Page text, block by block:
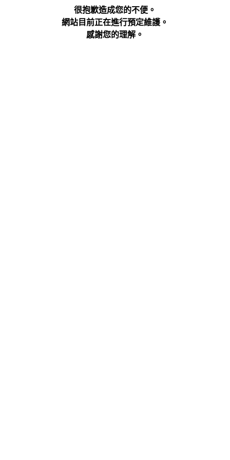
很抱歉造成您的不便。
網站目前正在進行預定維護。
感謝您的理解。